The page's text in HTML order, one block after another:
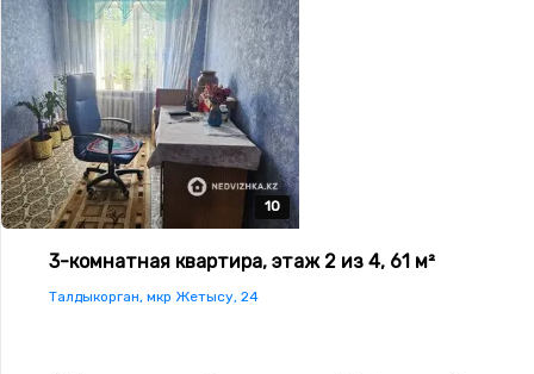
10
10
10
10
10
3-комнатная квартира, этаж 2 из 4, 61 м²
Талдыкорган, мкр Жетысу, 24